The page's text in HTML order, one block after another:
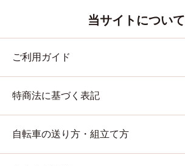
当サイトについて
ご利用ガイド
特商法に基づく表記
自転車の送り方・組立て方